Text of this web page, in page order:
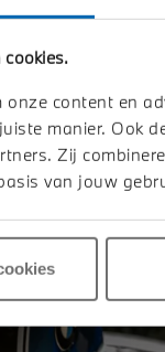
cookies.
onze content en
manier. Ook
Zij
van jouw
toergeschikt.